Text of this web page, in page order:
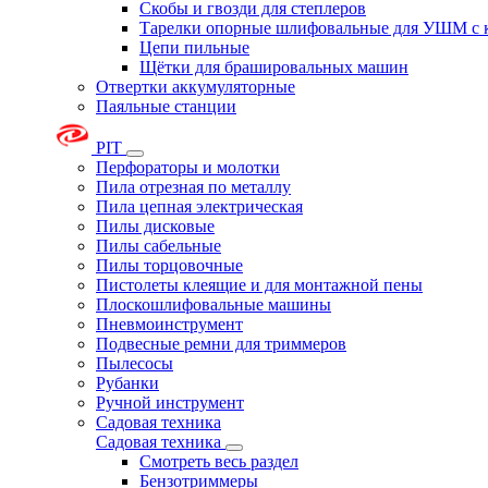
Скобы и гвозди для степлеров
Тарелки опорные шлифовальные для УШМ с
Цепи пильные
Щётки для брашировальных машин
Отвертки аккумуляторные
Паяльные станции
PIT
Перфораторы и молотки
Пила отрезная по металлу
Пила цепная электрическая
Пилы дисковые
Пилы сабельные
Пилы торцовочные
Пистолеты клеящие и для монтажной пены
Плоскошлифовальные машины
Пневмоинструмент
Подвесные ремни для триммеров
Пылесосы
Рубанки
Ручной инструмент
Садовая техника
Садовая техника
Смотреть весь раздел
Бензотриммеры